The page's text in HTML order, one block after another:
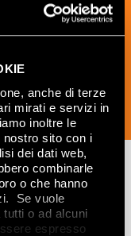
anche di terze
mirati e servizi in
inoltre le
sito con i
dei dati web,
combinarle
o che hanno
Se vuole
o ad alcuni
espresso
zu